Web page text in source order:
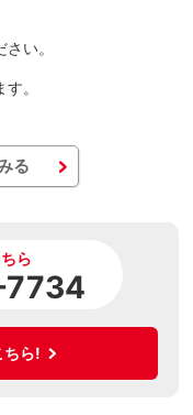
い。
。
る
ら
ちら!